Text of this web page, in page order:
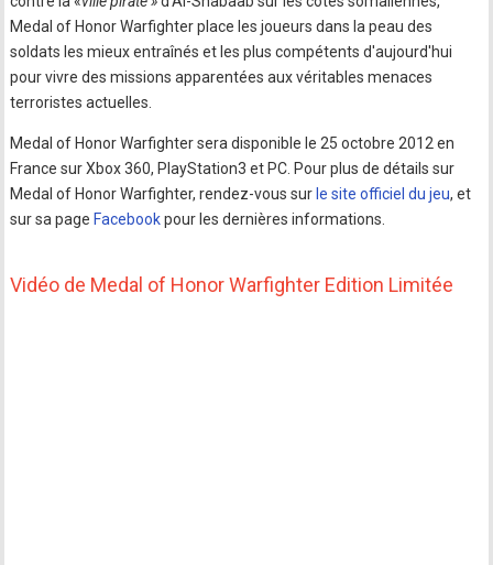
Medal of Honor Warfighter place les joueurs dans la peau des
soldats les mieux entraînés et les plus compétents d'aujourd'hui
pour vivre des missions apparentées aux véritables menaces
terroristes actuelles.
Medal of Honor Warfighter sera disponible le 25 octobre 2012 en
France sur Xbox 360, PlayStation3 et PC. Pour plus de détails sur
Medal of Honor Warfighter, rendez-vous sur le site officiel du jeu, et
sur sa page Facebookpour les dernières informations.
Vidéo de Medal of Honor Warfighter Edition Limitée